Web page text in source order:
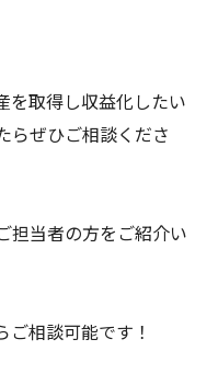
を取得し収益化したい
らぜひご相談くださ
担当者の方をご紹介い
相談可能です！